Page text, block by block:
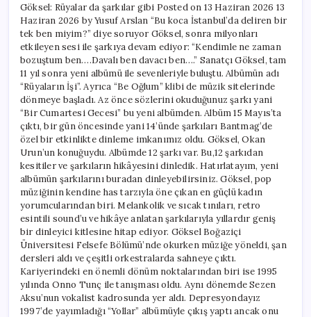
için
Göksel: Rüyalar da şarkılar gibi Posted on 13 Haziran 2026 13
Haziran 2026 by Yusuf Arslan “Bu koca İstanbul’da deliren bir
tek ben miyim?” diye soruyor Göksel, sonra milyonları
etkileyen sesi ile şarkıya devam ediyor: “Kendimle ne zaman
bozuştum ben….Davalı ben davacı ben….” Sanatçı Göksel, tam
11 yıl sonra yeni albümü ile sevenleriyle buluştu. Albümün adı
“Rüyaların İşi”. Ayrıca “Be Oğlum” klibi de müzik sitelerinde
dönmeye başladı. Az önce sözlerini okuduğunuz şarkı yani
“Bir Cumartesi Gecesi” bu yeni albümden. Albüm 15 Mayıs’ta
çıktı, bir gün öncesinde yani 14’ünde şarkıları Bantmag’de
özel bir etkinlikte dinleme imkanımız oldu. Göksel, Okan
Urun’un konuğuydu. Albümde 12 şarkı var. Bu,12 şarkıdan
kesitiler ve şarkıların hikâyesini dinledik. Hatırlatayım, yeni
albümün şarkılarını buradan dinleyebilirsiniz. Göksel, pop
müziğinin kendine has tarzıyla öne çıkan en güçlü kadın
yorumcularından biri. Melankolik ve sıcak tınıları, retro
esintili sound’u ve hikâye anlatan şarkılarıyla yıllardır geniş
bir dinleyici kitlesine hitap ediyor. Göksel Boğaziçi
Üniversitesi Felsefe Bölümü’nde okurken müziğe yöneldi, şan
dersleri aldı ve çeşitli orkestralarda sahneye çıktı.
Kariyerindeki en önemli dönüm noktalarından biri ise 1995
yılında Onno Tunç ile tanışması oldu. Aynı dönemde Sezen
Aksu’nun vokalist kadrosunda yer aldı. Depresyondayız
1997’de yayımladığı “Yollar” albümüyle çıkış yaptı ancak onu